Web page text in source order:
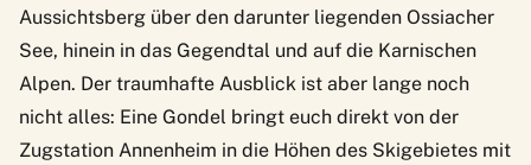
Aussichtsberg über den darunter liegenden Ossiacher
See, hinein in das Gegendtal und auf die Karnischen
Alpen. Der traumhafte Ausblick ist aber lange noch
nicht alles: Eine Gondel bringt euch direkt von der
Zugstation Annenheim in die Höhen des Skigebietes mit